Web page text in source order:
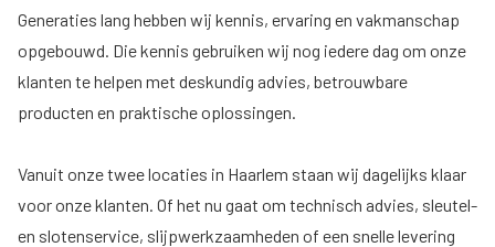
Generaties lang hebben wij kennis, ervaring en vakmanschap
opgebouwd. Die kennis gebruiken wij nog iedere dag om onze
klanten te helpen met deskundig advies, betrouwbare
producten en praktische oplossingen.
Vanuit onze twee locaties in Haarlem staan wij dagelijks klaar
voor onze klanten. Of het nu gaat om technisch advies, sleutel-
en slotenservice, slijpwerkzaamheden of een snelle levering